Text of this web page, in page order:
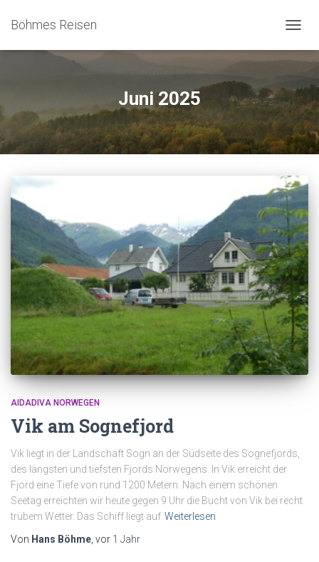
Böhmes Reisen
Juni 2025
AIDADIVA NORWEGEN
Vik am Sognefjord
Vik liegt in der Landschaft Sogn an der Südseite des Sognefjords,
des längsten und tiefsten Fjords Norwegens. In Vik erreicht der
Fjord eine Tiefe von rund 1200 Metern. Nach einem schönen
Seetag erreichten wir heute gegen 9 Uhr die Bucht von Vik bei recht
trübem Wetter. Das Schiff liegt auf Weiterlesen
Von Hans Böhme , vor 1 Jahr